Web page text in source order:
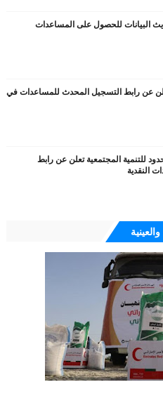
البيانات للحصول على المساعدات
عن رابط التسجيل المحدث للمساعدات في
للتنمية المجتمعية تعلن عن رابط
النقدية